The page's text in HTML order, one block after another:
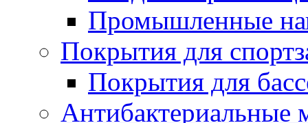
Промышленные
Покрытия для
Покрытия для
Антибактериальные